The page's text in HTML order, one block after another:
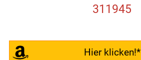
311945
Hier klicken!*